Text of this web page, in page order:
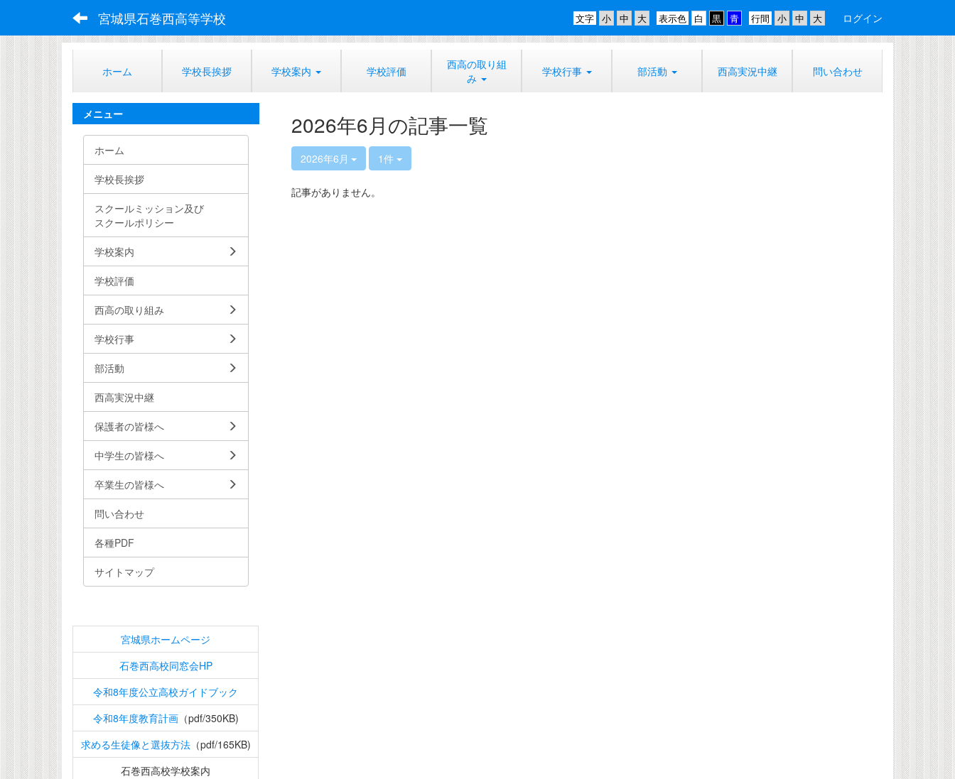
宮城県石巻西高等学校 行間
表示色
文字 ログイン
ホーム 学校長挨拶 学校案内 学校評価
西高の取り組
み
学校行事 部活動 西高実況中継 問い合わせ
2026年6月の記事一覧
2026年6月 1件
記事がありません。
メニュー
ホーム
学校長挨拶
スクールミッション及び
スクールポリシー
学校案内
学校評価
西高の取り組み
学校行事
部活動
西高実況中継
保護者の皆様へ
中学生の皆様へ
卒業生の皆様へ
問い合わせ
各種PDF
サイトマップ
宮城県ホームページ
石巻西高校同窓会HP
令和8年度公立高校ガイドブック
令和8年度教育計画（pdf/350KB)
求める生徒像と選抜方法（pdf/165KB)
石巻西高校学校案内